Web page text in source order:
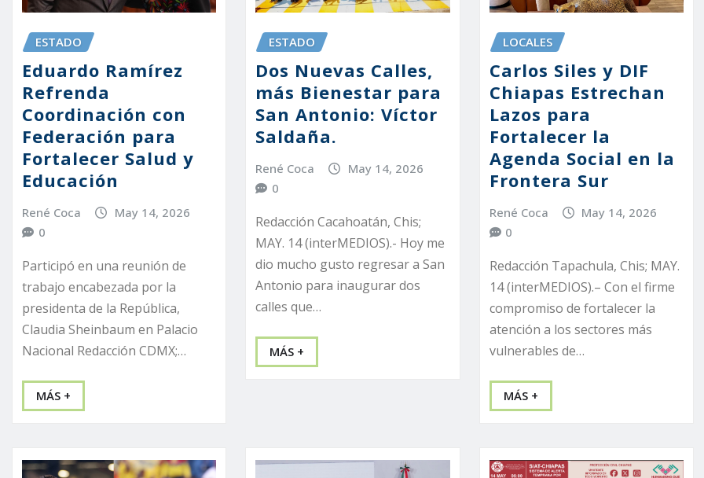
ESTADO
Eduardo Ramírez
Refrenda
Coordinación con
Federación para
Fortalecer Salud y
Educación
René Coca
May 14, 2026
0
Participó en una reunión de
trabajo encabezada por la
presidenta de la República,
Claudia Sheinbaum en Palacio
Nacional Redacción CDMX;…
MÁS +
ESTADO
Dos Nuevas Calles,
más Bienestar para
San Antonio: Víctor
Saldaña.
René Coca
May 14, 2026
0
Redacción Cacahoatán, Chis;
MAY. 14 (interMEDIOS).- Hoy me
dio mucho gusto regresar a San
Antonio para inaugurar dos
calles que…
MÁS +
LOCALES
Carlos Siles y DIF
Chiapas Estrechan
Lazos para
Fortalecer la
Agenda Social en la
Frontera Sur
René Coca
May 14, 2026
0
Redacción Tapachula, Chis; MAY.
14 (interMEDIOS).– Con el firme
compromiso de fortalecer la
atención a los sectores más
vulnerables de…
MÁS +